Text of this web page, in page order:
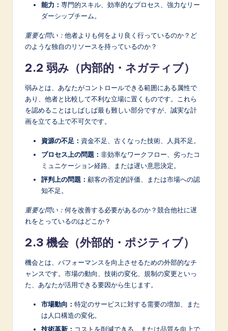
能力： 専門的スキル、効率的なプロセス、強力なリー
ダーシップチーム。
重要な問い： 他者よりも何をより良く行っているのか？ど
のような独自のリソースを持っているのか？
2.2 弱み（内部的・ネガティブ）
弱みとは、あなたがコントロールできる範囲にある属性で
あり、他者と比較して不利な立場に置くものです。これら
を認めることはしばしば最も難しい部分ですが、誠実な計
画を立てる上で不可欠です。
資源の不足： 資金不足、古くなった技術、人員不足。
プロセス上の問題： 非効率なワークフロー、劣ったコ
ミュニケーション経路、または遅い意思決定。
評判上の問題： 顧客の否定的評価、または市場への認
知不足。
重要な問い： 何を改善する必要があるのか？競合他社に遅
れをとっているのはどこか？
2.3 機会（外部的・ポジティブ）
機会とは、パフォーマンスを向上させるための外部的なチ
ャンスです。市場の動向、技術の変化、規制の変更といっ
た、あなたが活用できる要因から生じます。
市場動向： 特定のサービスに対する需要の増加、また
は人口構造の変化。
技術革新： コストを削減できる、または品質を向上で